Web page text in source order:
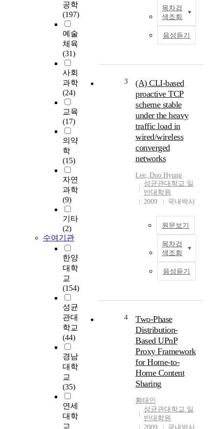
공학
(197)
예술
체육
(31)
사회
과학
(24)
교육
(17)
의약
학
(15)
자연
과학
(9)
기타
(2)
수여기관
한양
대학
교
(154)
성균
관대
학교
(44)
경남
대학
교
(35)
연세
대학
교
목차검
색조회
음성듣기
3
(A) CLI-based
proactive TCP
scheme stable
under the heavy
traffic load in
wired/wireless
converged
networks
Lee, Doo Hyung
성균관대학교 일
반대학원
2009
국내박사
원문보기
목차검
색조회
음성듣기
4
Two-Phase
Distribution-
Based UPnP
Proxy Framework
for Home-to-
Home Content
Sharing
황태인
성균관대학교 일
반대학원
2009
국내박사